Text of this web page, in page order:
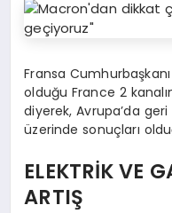
Fransa
olduğu France 2
diyerek, Avrupa’da
üzerinde sonuçları
ELEKTRİK VE
ARTIŞ